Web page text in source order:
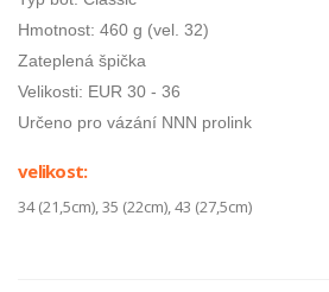
Hmotnost: 460 g (vel. 32)
Zateplená špička
Velikosti: EUR 30 - 36
Určeno pro vázání NNN prolink
velikost:
34 (21,5cm), 35 (22cm), 43 (27,5cm)